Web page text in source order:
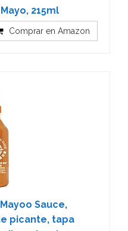
215ml
Comprar en Amazon
Sauce,
picante, tapa